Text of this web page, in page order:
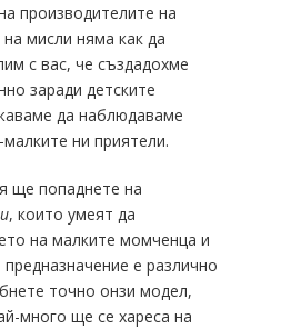
производителите на
мисли няма как да
с вас, че създадохме
заради детските
да наблюдаваме
ни приятели.
ще попаднете на
, които умеят да
на малките момченца и
е различно
точно онзи модел,
много ще се хареса на